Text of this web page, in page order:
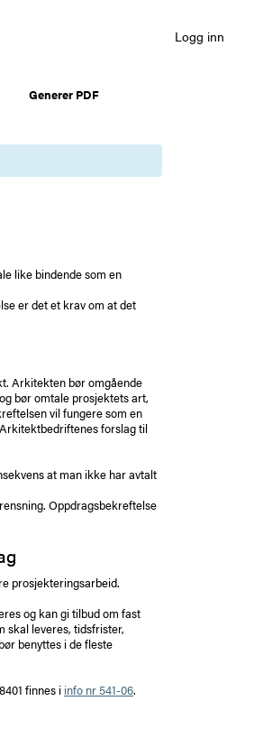
Logg inn
Generer PDF
like bindende som en
er det et krav om at det
Arkitekten bør omgående
bør omtale prosjektets art,
vil fungere som en
forslag til
at man ikke har avtalt
Oppdragsbekreftelse
prosjekteringsarbeid.
og kan gi tilbud om fast
skal leveres, tidsfrister,
benyttes i de fleste
finnes i info nr 541-06.